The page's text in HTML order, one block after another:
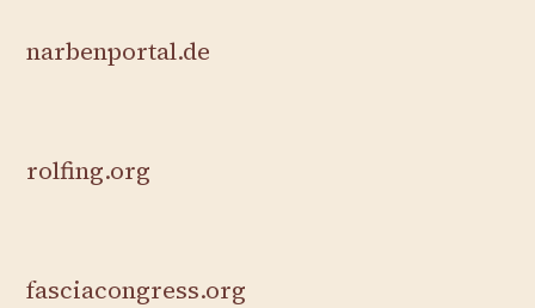
narbenportal.de
rolfing.org
fasciacongress.org